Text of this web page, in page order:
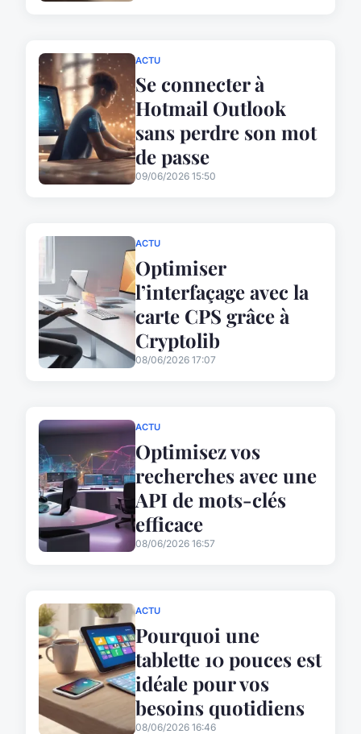
ACTU
Se connecter à
Hotmail Outlook
sans perdre son mot
de passe
09/06/2026 15:50
ACTU
Optimiser
l’interfaçage avec la
carte CPS grâce à
Cryptolib
08/06/2026 17:07
ACTU
Optimisez vos
recherches avec une
API de mots-clés
efficace
08/06/2026 16:57
ACTU
Pourquoi une
tablette 10 pouces est
idéale pour vos
besoins quotidiens
08/06/2026 16:46